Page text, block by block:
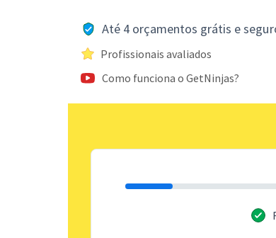
Até 4 orçamentos grátis e
Profissionais avaliados
Como funciona o GetNinjas?